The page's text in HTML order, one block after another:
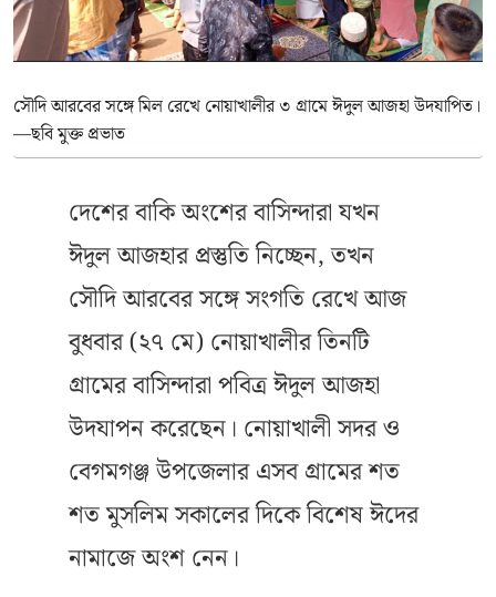
সৌদি আরবের সঙ্গে মিল রেখে নোয়াখালীর ৩ গ্রামে ঈদুল আজহা উদযাপিত।
—ছবি মুক্ত প্রভাত
দেশের বাকি অংশের বাসিন্দারা যখন
ঈদুল আজহার প্রস্তুতি নিচ্ছেন, তখন
সৌদি আরবের সঙ্গে সংগতি রেখে আজ
বুধবার (২৭ মে) নোয়াখালীর তিনটি
গ্রামের বাসিন্দারা পবিত্র ঈদুল আজহা
উদযাপন করেছেন। নোয়াখালী সদর ও
বেগমগঞ্জ উপজেলার এসব গ্রামের শত
শত মুসলিম সকালের দিকে বিশেষ ঈদের
নামাজে অংশ নেন।